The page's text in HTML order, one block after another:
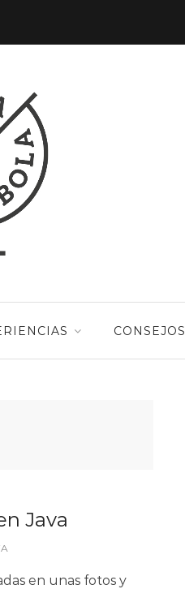
CONSEJOS
Java
en unas fotos y